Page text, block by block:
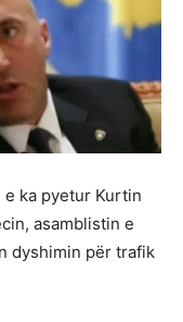
e ka pyetur Kurtin
asamblistin e
dyshimin për trafik